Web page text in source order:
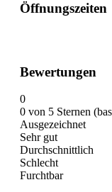
Öffnungszeiten
Bewertungen
0
0 von 5 Sternen
Ausgezeichnet
Sehr gut
Durchschnittlich
Schlecht
Furchtbar